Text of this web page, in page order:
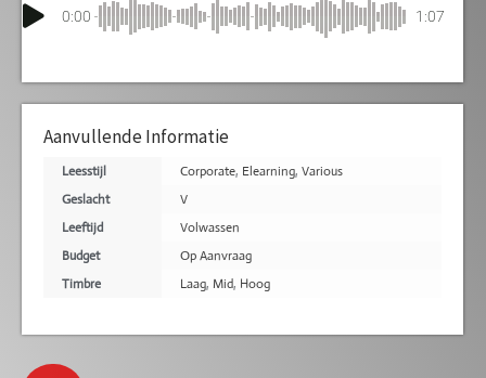
0:00 1:07
Aanvullende Informatie
Leesstijl Corporate, Elearning, Various
Geslacht
V
Leeftijd
Volwassen
Budget
Op Aanvraag
Timbre
Laag, Mid, Hoog